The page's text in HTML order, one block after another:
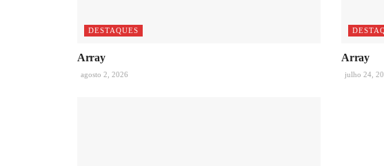
DESTAQUES
Array
agosto 2, 2026
Array
julho 24,